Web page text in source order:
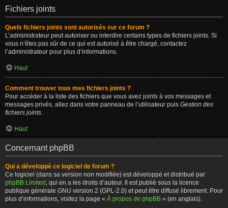
Fichiers joints
Quels fichiers joints sont autorisés sur ce forum ?
L’administrateur peut autoriser ou interdire certains types de fichiers joints. Si
vous n’êtes pas sûr de ce qui est autorisé à être chargé, contactez
l’administrateur pour plus d’informations.
Haut
Comment trouver tous mes fichiers joints ?
Pour accéder à la liste des fichiers que vous avez joints à vos messages et
messages privés, allez dans votre panneau de l’utilisateur puis Gestion des
fichiers joints.
Haut
Concernant phpBB
Qui a développé ce logiciel de forum ?
Ce logiciel (dans sa version non modifiée) est développé et distribué par
phpBB Limited , qui en a les droits d’auteur. Il est publié sous la licence
publique générale GNU version 2 (GPL-2.0) et peut être diffusé librement. Pour
plus d’informations, visitez la page « À propos de phpBB » (en anglais).